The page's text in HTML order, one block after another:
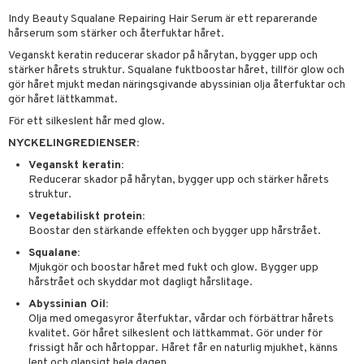
Indy Beauty Squalane Repairing Hair Serum är ett reparerande
hårserum som stärker och återfuktar håret.
Veganskt keratin reducerar skador på hårytan, bygger upp och
stärker hårets struktur. Squalane fuktboostar håret, tillför glow och
gör håret mjukt medan näringsgivande abyssinian olja återfuktar och
gör håret lättkammat.
För ett silkeslent hår med glow.
NYCKELINGREDIENSER:
Veganskt keratin:
Reducerar skador på hårytan, bygger upp och stärker hårets
struktur.
Vegetabiliskt protein:
Boostar den stärkande effekten och bygger upp hårstrået.
Squalane:
Mjukgör och boostar håret med fukt och glow. Bygger upp
hårstrået och skyddar mot dagligt hårslitage.
Abyssinian Oil:
Olja med omegasyror återfuktar, vårdar och förbättrar hårets
kvalitet. Gör håret silkeslent och lättkammat. Gör under för
frissigt hår och hårtoppar. Håret får en naturlig mjukhet, känns
& Gelé
hy
hy
hy
makeup remover
utan sol
& Highlighter
Dagcreme
up
utan sol
& Baby
spray
& Rumsdoft
de cologne
de toilettetrimmers
produkter
utan sol
utan sol
& tvål
shave balm
shave lotion
de cologne
de toilette
svar